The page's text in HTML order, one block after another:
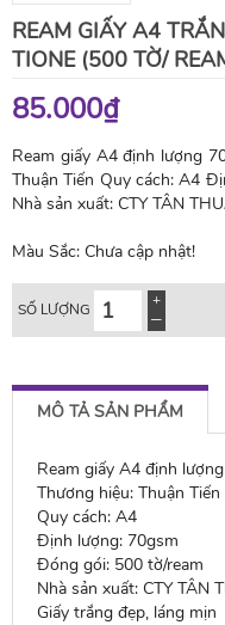
REAM GIẤY A4
TIONE (500 TỜ/
85.000₫
Ream giấy A4 định lượng
Thuận Tiến Quy cách: A4
Nhà sản xuất: CTY TÂN
Màu Sắc: Chưa cập nhật!
SỐ LƯỢNG
MÔ TẢ SẢN PHẨM
Ream giấy A4 định
Thương hiệu: Thuận Tiến
Quy cách: A4
Định lượng: 70gsm
Đóng gói: 500 tờ/ream
Nhà sản xuất: CTY TÂN
Giấy trắng đẹp, láng mịn